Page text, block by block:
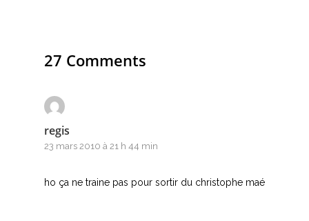
27 Comments
regis
23 mars 2010 à 21 h 44 min
ho ça ne traine pas pour sortir du christophe maé